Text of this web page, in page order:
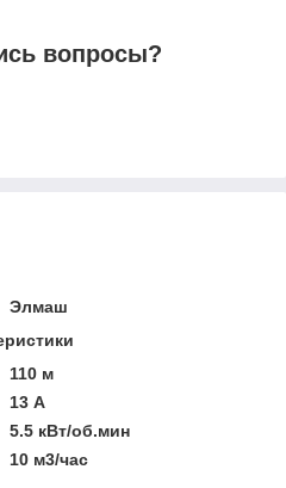
вопросы?
Элмаш
110 м
13 А
5.5 кВт/об.мин
10 м3/час